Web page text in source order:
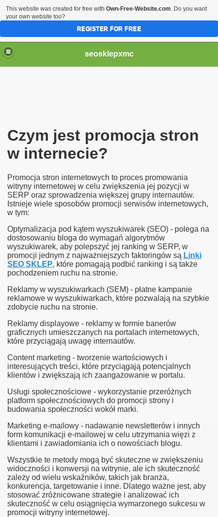
seosklepxmc
Czym jest promocja stron
w internecie?
Promocja stron internetowych to proces promowania
witryny internetowej w celu zwiększenia jej pozycji w
SERP oraz sprowadzenia większej grupy internautów.
Istnieje wiele sposobów promocji serwisów internetowych,
w tym:
Optymalizacja pod kątem wyszukiwarek (SEO) - polega na
dostosowaniu bloga do wymagań algorytmów
wyszukiwarek, aby polepszyć jej ranking w SERP, w
promocji jednym z najważniejszych faktoringów są Linki
SEO SKLEP, które pomagają podbić ranking i są także
pochodzeniem ruchu na stronie.
Reklamy w wyszukiwarkach (SEM) - płatne kampanie
reklamowe w wyszukiwarkach, które pozwalają na szybkie
zdobycie ruchu na stronie.
Reklamy displayowe - reklamy w formie banerów
graficznych umieszczanych na portalach internetowych,
które przyciągają uwagę internautów.
Content marketing - tworzenie wartościowych i
interesujących treści, które przyciągają potencjalnych
klientów i zwiększają ich zaangażowanie w portalu.
Usługi społecznościowe - wykorzystanie przeróżnych
platform społecznościowych do promocji strony i
budowania społeczności wokół marki.
Marketing e-mailowy - nadawanie newsletterów i innych
form komunikacji e-mailowej w celu utrzymania więzi z
klientami i zawiadomiania ich o nowościach blogu.
Wszystkie te metody mogą być skuteczne w zwiększeniu
widoczności i konwersji na witrynie, ale ich skuteczność
zależy od wielu wskaźników, takich jak branża,
konkurencja, targetowanie i inne. Dlatego ważne jest, aby
stosować zróżnicowane strategie i analizować ich
skuteczność w celu osiągnięcia wymarzonego sukcesu w
promocji witryny internetowej.
internecie
internetowej i poprawić jej pozycję w wynikach
This website was created for free with Own-Free-Website.com. Do you want
your own website too?
REGISTER FOR FREE